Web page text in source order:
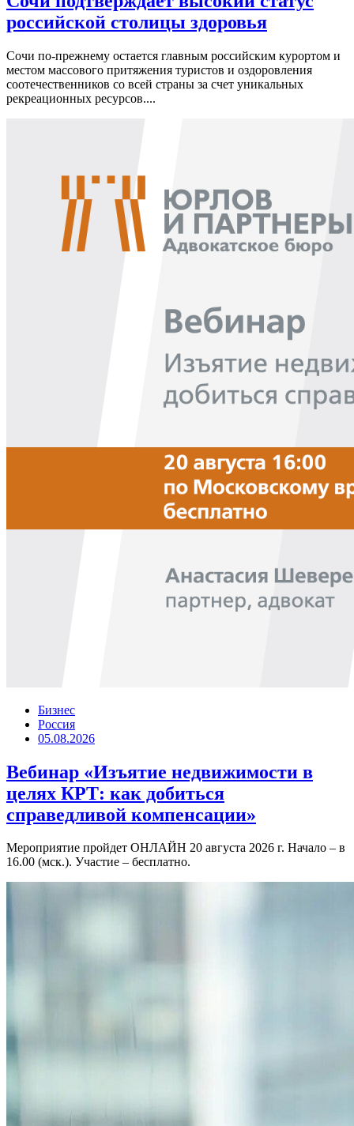
российской столицы здоровья
Сочи по-прежнему остается главным российским курортом и
местом массового притяжения туристов и оздоровления
соотечественников со всей страны за счет уникальных
рекреационных ресурсов....
Бизнес
Россия
05.08.2026
Вебинар «Изъятие недвижимости в
целях КРТ: как добиться
справедливой компенсации»
Мероприятие пройдет ОНЛАЙН 20 августа 2026 г. Начало – в
16.00 (мск.). Участие – бесплатно.